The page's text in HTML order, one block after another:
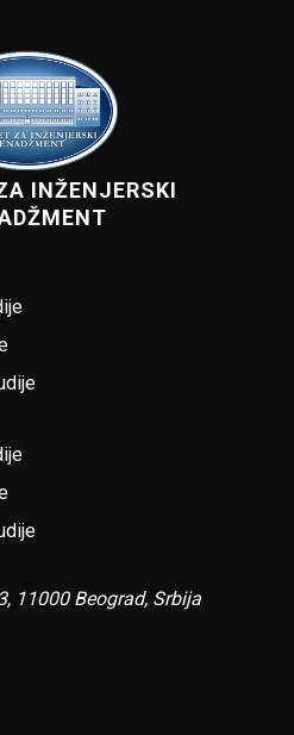
INŽENJERSKI
11000 Beograd, Srbija